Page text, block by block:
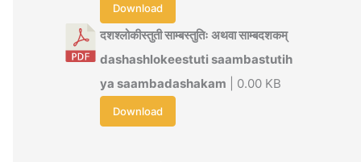
Download
दशश्लोकीस्तुती साम्बस्तुतिः अथवा साम्बदशकम्
dashashlokeestuti saambastutih
ya saambadashakam | 0.00 KB
Download